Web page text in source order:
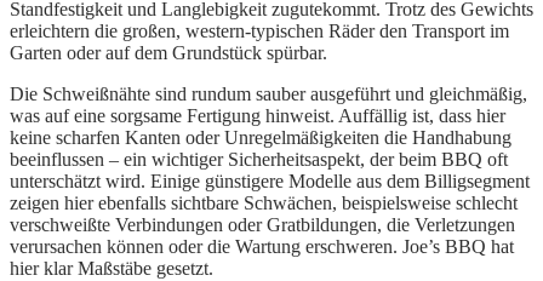
Standfestigkeit und Langlebigkeit zugutekommt. Trotz des Gewichts
erleichtern die großen, western-typischen Räder den Transport im
Garten oder auf dem Grundstück spürbar.
Die Schweißnähte sind rundum sauber ausgeführt und gleichmäßig,
was auf eine sorgsame Fertigung hinweist. Auffällig ist, dass hier
keine scharfen Kanten oder Unregelmäßigkeiten die Handhabung
beeinflussen – ein wichtiger Sicherheitsaspekt, der beim BBQ oft
unterschätzt wird. Einige günstigere Modelle aus dem Billigsegment
zeigen hier ebenfalls sichtbare Schwächen, beispielsweise schlecht
verschweißte Verbindungen oder Gratbildungen, die Verletzungen
verursachen können oder die Wartung erschweren. Joe’s BBQ hat
hier klar Maßstäbe gesetzt.